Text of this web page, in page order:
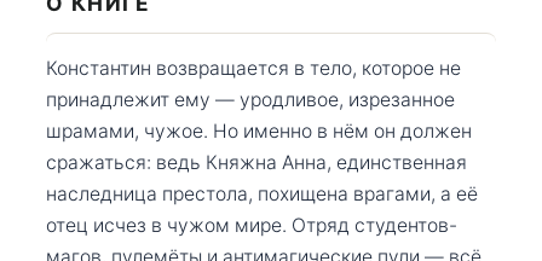
Константин возвращается в тело, которое не
принадлежит ему — уродливое, изрезанное
шрамами, чужое. Но именно в нём он должен
сражаться: ведь Княжна Анна, единственная
наследница престола, похищена врагами, а её
отец исчез в чужом мире. Отряд студентов-